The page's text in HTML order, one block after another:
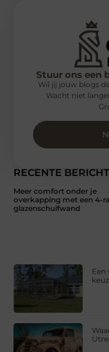
RECENTE
Meer comfort onder je
overkapping met een 4-
glazenschuifwand
Een
Stuur ons een
Wil jij jouw blogs
Wacht niet